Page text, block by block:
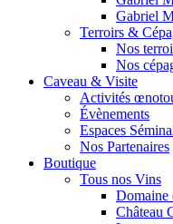
Gabriel
Terroirs &
Nos
Nos
Caveau & Visite
Activités
Évènements
Espaces
Nos Partenaires
Boutique
Tous nos Vins
Domaine
Château